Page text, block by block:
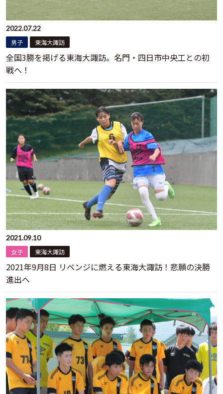
2022.07.22
男子
東海大諏訪
全国3勝を掲げる東海大諏訪。名門・四日市中央工との初
戦へ！
2021.09.10
女子
東海大諏訪
2021年9月8日 リベンジに燃える東海大諏訪！悲願の決勝
進出へ